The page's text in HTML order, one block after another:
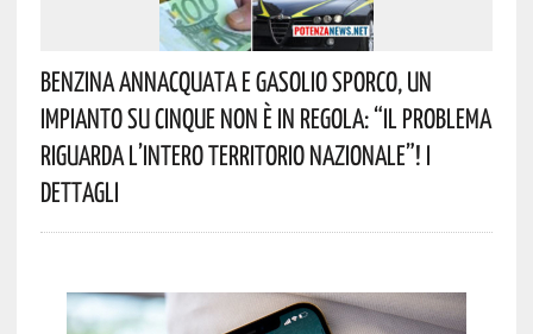
Benzina Annacquata E Gasolio Sporco, Un
Impianto Su Cinque Non È In Regola: “il Problema
Riguarda L’intero Territorio Nazionale”! I
Dettagli